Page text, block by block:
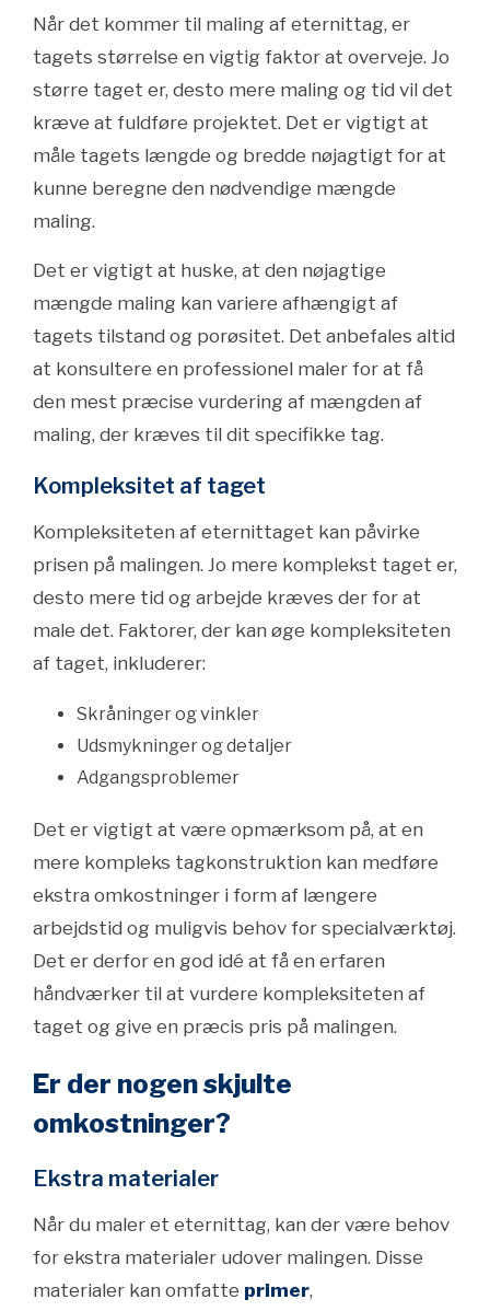
Når det kommer til maling af eternittag, er
tagets størrelse en vigtig faktor at overveje. Jo
større taget er, desto mere maling og tid vil det
kræve at fuldføre projektet. Det er vigtigt at
måle tagets længde og bredde nøjagtigt for at
kunne beregne den nødvendige mængde
maling.
Det er vigtigt at huske, at den nøjagtige
mængde maling kan variere afhængigt af
tagets tilstand og porøsitet. Det anbefales altid
at konsultere en professionel maler for at få
den mest præcise vurdering af mængden af
maling, der kræves til dit specifikke tag.
Kompleksitet af taget
Kompleksiteten af eternittaget kan påvirke
prisen på malingen. Jo mere komplekst taget er,
desto mere tid og arbejde kræves der for at
male det. Faktorer, der kan øge kompleksiteten
af taget, inkluderer:
Skråninger og vinkler
Udsmykninger og detaljer
Adgangsproblemer
Det er vigtigt at være opmærksom på, at en
mere kompleks tagkonstruktion kan medføre
ekstra omkostninger i form af længere
arbejdstid og muligvis behov for specialværktøj.
Det er derfor en god idé at få en erfaren
håndværker til at vurdere kompleksiteten af
taget og give en præcis pris på malingen.
Er der nogen skjulte
omkostninger?
Ekstra materialer
Når du maler et eternittag, kan der være behov
for ekstra materialer udover malingen. Disse
materialer kan omfatte primer,